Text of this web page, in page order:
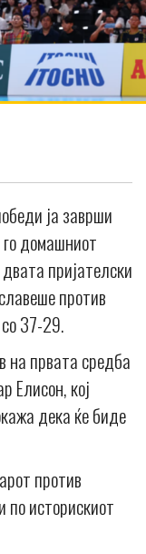
ја заврши
го домашниот
пријателски
против
37-29.
на првата средба
Елисон, кој
дека ќе биде
против
по историскиот